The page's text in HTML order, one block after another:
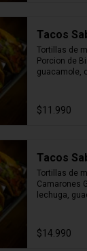
Tacos
Tortillas de
Porcion de
guacamole,
$11.990
Tacos
Tortillas de
Camarones
lechuga,
$14.990